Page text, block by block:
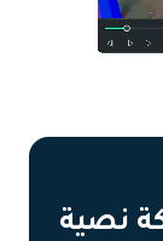
نصية